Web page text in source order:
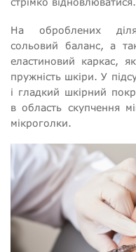
На оброблених
сольовий баланс, а
еластиновий каркас,
пружність шкіри. У
і гладкий шкірний
в область скупчення
мікроголки.